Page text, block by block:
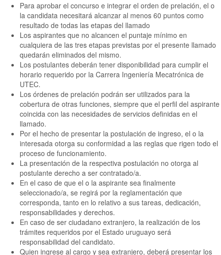
Para aprobar el concurso e integrar el orden de prelación, el o
la candidata necesitará alcanzar al menos 60 puntos como
resultado de todas las etapas del llamado
Los aspirantes que no alcancen el puntaje mínimo en
cualquiera de las tres etapas previstas por el presente llamado
quedarán eliminados del mismo.
Los postulantes deberán tener disponibilidad para cumplir el
horario requerido por la Carrera Ingeniería Mecatrónica de
UTEC.
Los órdenes de prelación podrán ser utilizados para la
cobertura de otras funciones, siempre que el perfil del aspirante
coincida con las necesidades de servicios definidas en el
llamado.
Por el hecho de presentar la postulación de ingreso, el o la
interesada otorga su conformidad a las reglas que rigen todo el
proceso de funcionamiento.
La presentación de la respectiva postulación no otorga al
postulante derecho a ser contratado/a.
En el caso de que el o la aspirante sea finalmente
seleccionado/a, se regirá por la reglamentación que
corresponda, tanto en lo relativo a sus tareas, dedicación,
responsabilidades y derechos.
En caso de ser ciudadano extranjero, la realización de los
trámites requeridos por el Estado uruguayo será
responsabilidad del candidato.
Quien ingrese al cargo y sea extranjero, deberá presentar los